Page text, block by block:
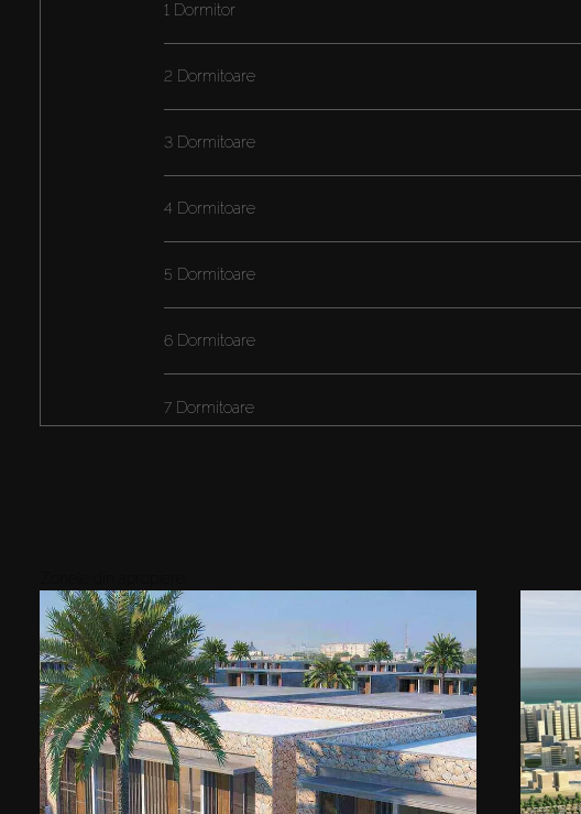
1 Dormitor
2 Dormitoare
3 Dormitoare
4 Dormitoare
5 Dormitoare
6 Dormitoare
7 Dormitoare